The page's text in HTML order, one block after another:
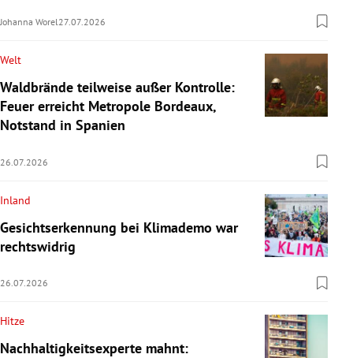
Johanna Worel 27.07.2026
Welt
Waldbrände teilweise außer Kontrolle:
Feuer erreicht Metropole Bordeaux,
Notstand in Spanien
26.07.2026
Inland
Gesichtserkennung bei Klimademo war
rechtswidrig
26.07.2026
Hitze
Nachhaltigkeitsexperte mahnt: